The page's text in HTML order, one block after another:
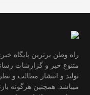
راه وطن برترین پایگاه
متنوع خبر و گزارشات
تولید و انتشار مطالب و
میباشد. همچنین هرگونه